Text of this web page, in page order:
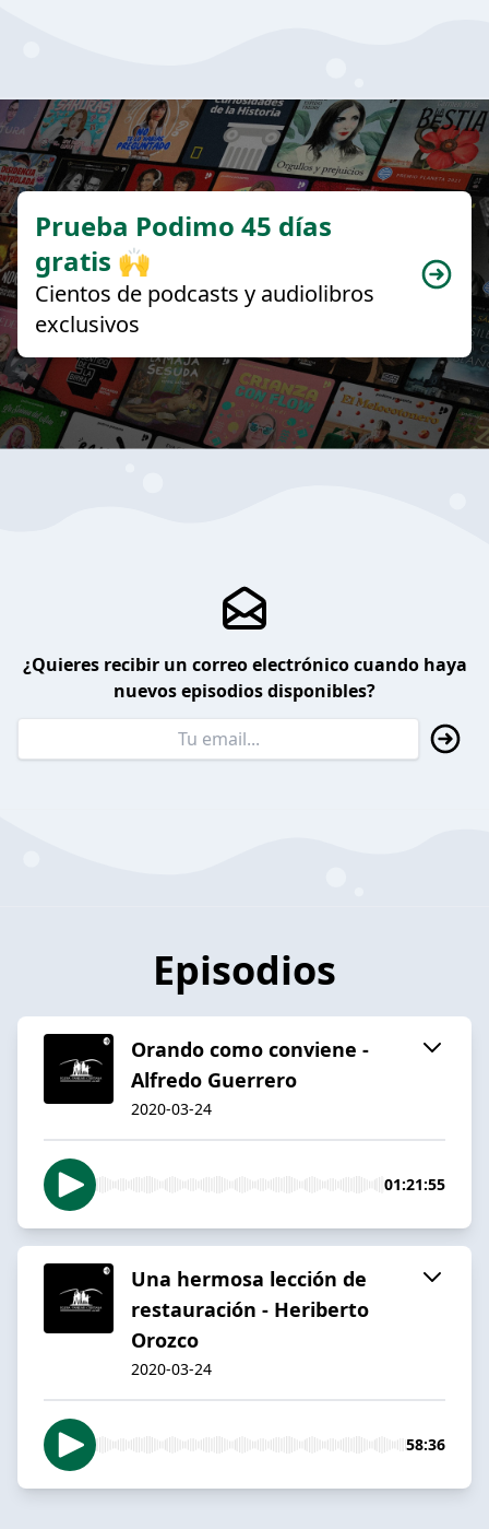
Prueba Podimo 45 días
gratis 🙌
Cientos de podcasts y audiolibros
exclusivos
¿Quieres recibir un correo electrónico cuando haya
nuevos episodios disponibles?
Episodios
Orando como conviene -
Alfredo Guerrero
2020-03-24
01:21:55
Una hermosa lección de
restauración - Heriberto
Orozco
2020-03-24
58:36